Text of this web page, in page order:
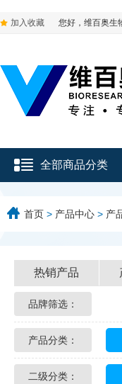
加入收藏 您好，维百奥生
全部商品分类
首页 > 产品中心 > 产
热销产品
品牌筛选：
产品分类：
二级分类：